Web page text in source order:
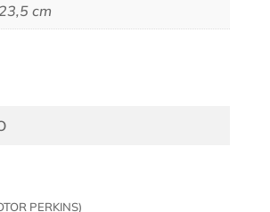
cm
PERKINS)